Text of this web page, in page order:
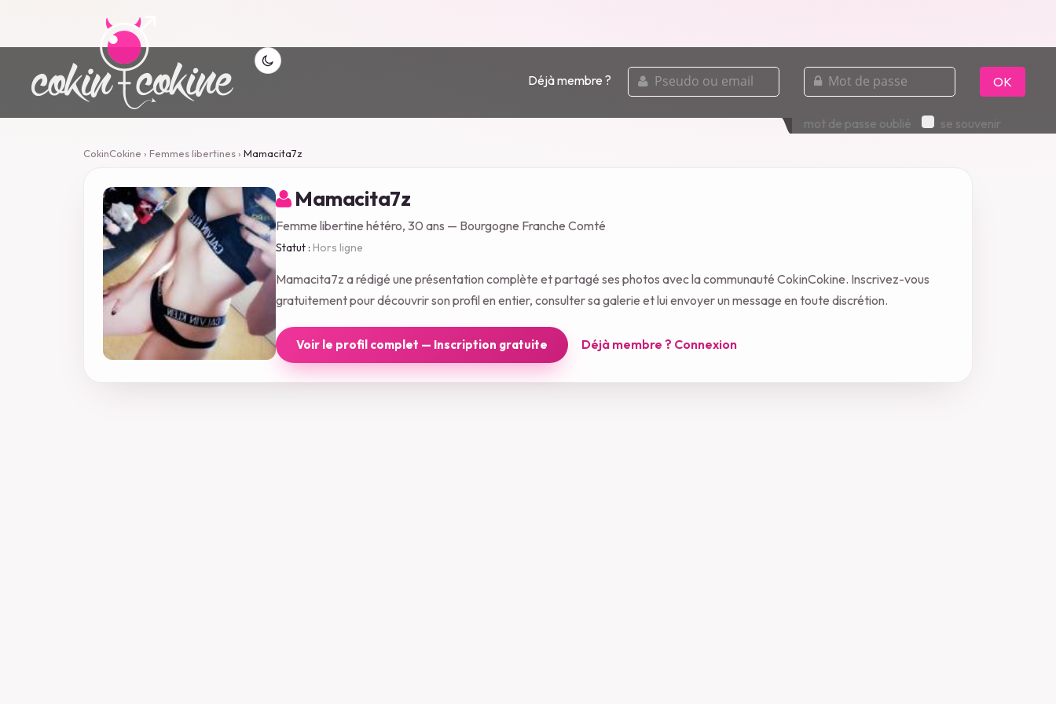
Déjà membre ?
pseudo
ou
email
mot
de
passe
OK
mot de passe oublié se souvenir
CokinCokine › Femmes libertines› Mamacita7z
Mamacita7z
Femme libertine hétéro, 30 ans — Bourgogne Franche Comté
Statut : Hors ligne
Mamacita7z a rédigé une présentation complète et partagé ses photos avec la communauté CokinCokine. Inscrivez-vous
gratuitement pour découvrir son profil en entier, consulter sa galerie et lui envoyer un message en toute discrétion.
Voir le profil complet — Inscription gratuite Déjà membre ? Connexion